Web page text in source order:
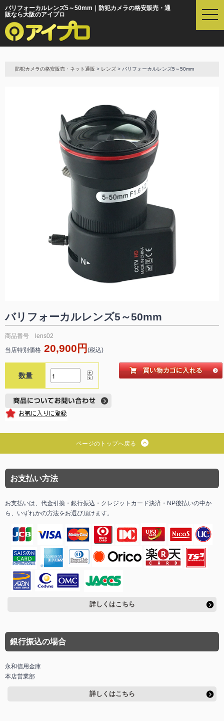
バリフォーカルレンズ5～50mm｜防犯カメラの格安販売・通
販なら大阪のアイプロ
t
防犯カメラの格安販売・ネット通販 > レンズ > バリフォーカルレンズ5～50mm
バリフォーカルレンズ5～50mm
商品番号 lens02
当店特別価格 20,900円 (税込)
数量
ページのトップへ戻る
お支払い方法
お支払いは、代金引換・銀行振込・クレジットカード決済・NP後払いの中か
ら、いずれかの方法をお選び頂けます。
詳しくはこちら
銀行振込の場合
永和信用金庫
本店営業部
詳しくはこちら